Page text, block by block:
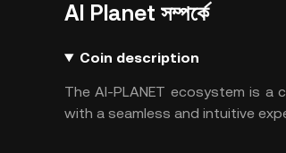
AI Planet সম্পর্কে
Coin description
The AI-PLANET ecosystem is
with a seamless and intuitive